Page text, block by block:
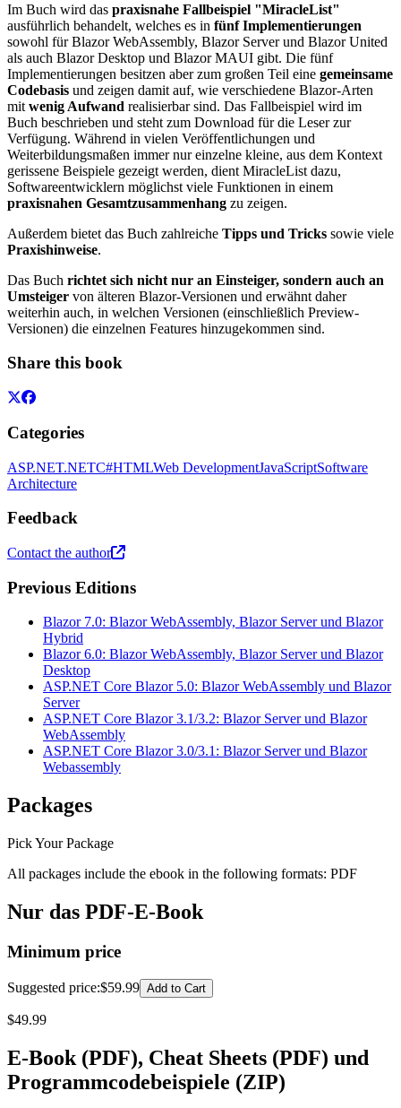
Im Buch wird das praxisnahe Fallbeispiel "MiracleList"
ausführlich behandelt, welches es in fünf Implementierungen
sowohl für Blazor WebAssembly, Blazor Server und Blazor United
als auch Blazor Desktop und Blazor MAUI gibt. Die fünf
Implementierungen besitzen aber zum großen Teil eine gemeinsame
Codebasis und zeigen damit auf, wie verschiedene Blazor-Arten
mit wenig Aufwand realisierbar sind. Das Fallbeispiel wird im
Buch beschrieben und steht zum Download für die Leser zur
Verfügung. Während in vielen Veröffentlichungen und
Weiterbildungsmaßen immer nur einzelne kleine, aus dem Kontext
gerissene Beispiele gezeigt werden, dient MiracleList dazu,
Softwareentwicklern möglichst viele Funktionen in einem
praxisnahen Gesamtzusammenhang zu zeigen.
Außerdem bietet das Buch zahlreiche Tipps und Tricks sowie viele
Praxishinweise.
Das Buch richtet sich nicht nur an Einsteiger, sondern auch an
Umsteiger von älteren Blazor-Versionen und erwähnt daher
weiterhin auch, in welchen Versionen (einschließlich Preview-
Versionen) die einzelnen Features hinzugekommen sind.
Share this book
Categories
ASP.NET.NETC#HTMLWeb DevelopmentJavaScriptSoftware
Architecture
Feedback
Contact the author
Previous Editions
Blazor 7.0: Blazor WebAssembly, Blazor Server und Blazor
Hybrid
Blazor 6.0: Blazor WebAssembly, Blazor Server und Blazor
Desktop
ASP.NET Core Blazor 5.0: Blazor WebAssembly und Blazor
Server
ASP.NET Core Blazor 3.1/3.2: Blazor Server und Blazor
WebAssembly
ASP.NET Core Blazor 3.0/3.1: Blazor Server und Blazor
Webassembly
Packages
Pick Your Package
All packages include the ebook in the following formats: PDF
Nur das PDF-E-Book
Minimum price
Suggested price:$59.99 Add to Cart
$49.99
E-Book (PDF), Cheat Sheets (PDF) und
Programmcodebeispiele (ZIP)